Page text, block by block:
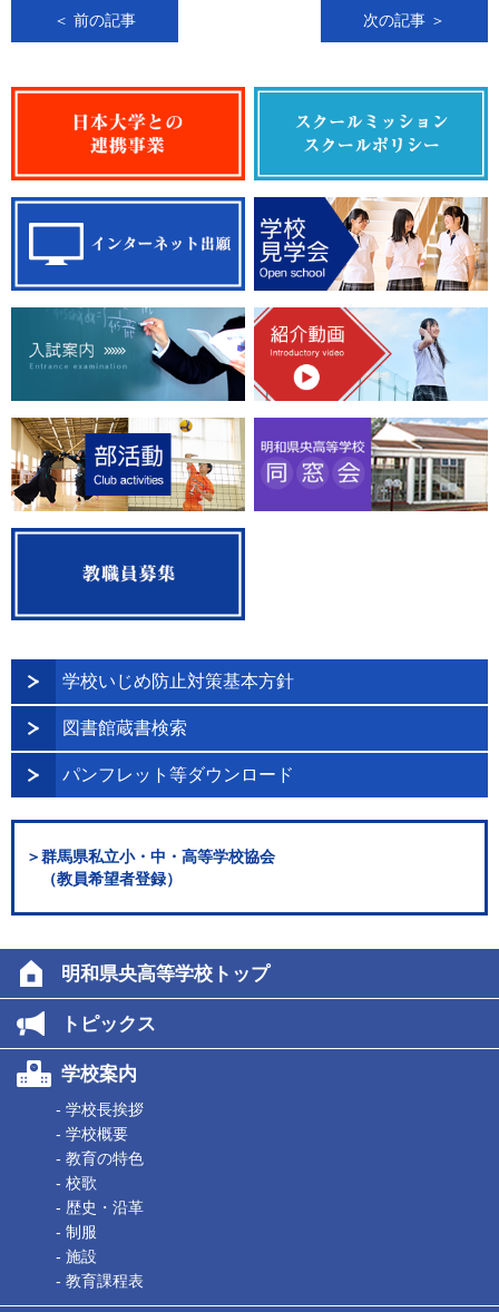
＜ 前の記事 次の記事 ＞
学校いじめ防止対策基本方針
図書館蔵書検索
パンフレット等ダウンロード
＞群馬県私立小・中・高等学校協会
（教員希望者登録）
明和県央高等学校トップ
トピックス
学校案内
- 学校長挨拶
- 学校概要
- 教育の特色
- 校歌
- 歴史・沿革
- 制服
- 施設
- 教育課程表